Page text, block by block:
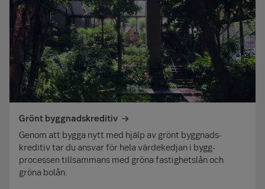
Grönt byggnadskreditiv
Genom att bygga nytt med hjälp av grönt byggnads­
kreditiv tar du ansvar för hela värde­kedjan i bygg­
processen tillsammans med gröna fastig­hets­lån och
gröna bolån.